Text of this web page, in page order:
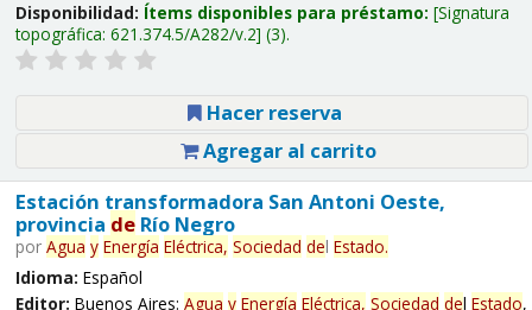
Disponibilidad: Ítems disponibles para préstamo: Signatura
topográfica: 621.374.5/A282/v.2 (3).
Hacer reserva
Agregar al carrito
Estación transformadora San Antoni Oeste,
provincia deRío Negro
por Agua y Energía Eléctrica, Sociedad del Estado.
Idioma: Español
Editor: Buenos Aires: Agua y Energía Eléctrica, Sociedad del Estado,